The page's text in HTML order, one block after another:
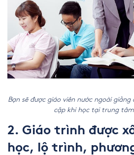
Bạn sẽ được giáo viên nước ngoài
cặp khi học tại trung
2. Giáo trình được
học, lộ trình,